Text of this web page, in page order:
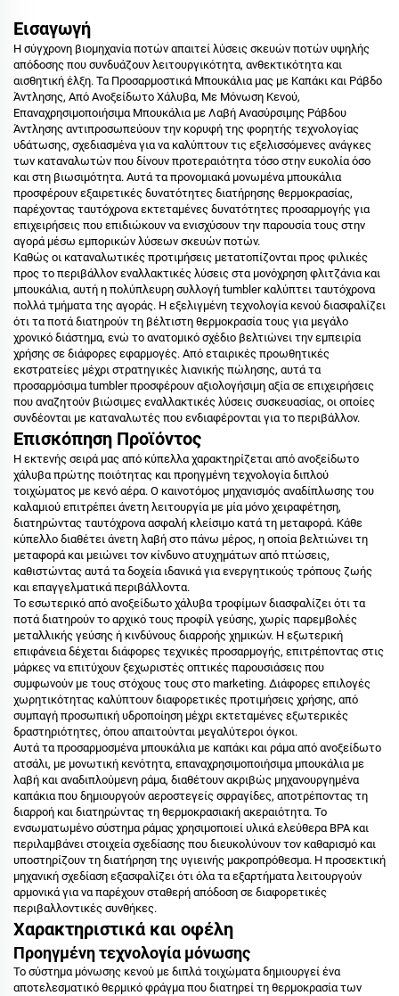
Εισαγωγή
Η σύγχρονη βιομηχανία ποτών απαιτεί λύσεις σκευών ποτών υψηλής
απόδοσης που συνδυάζουν λειτουργικότητα, ανθεκτικότητα και
αισθητική έλξη. Τα Προσαρμοστικά Μπουκάλια μας με Καπάκι και Ράβδο
Άντλησης, Από Ανοξείδωτο Χάλυβα, Με Μόνωση Κενού,
Επαναχρησιμοποιήσιμα Μπουκάλια με Λαβή Ανασύρσιμης Ράβδου
Άντλησης αντιπροσωπεύουν την κορυφή της φορητής τεχνολογίας
υδάτωσης, σχεδιασμένα για να καλύπτουν τις εξελισσόμενες ανάγκες
των καταναλωτών που δίνουν προτεραιότητα τόσο στην ευκολία όσο
και στη βιωσιμότητα. Αυτά τα προνομιακά μονωμένα μπουκάλια
προσφέρουν εξαιρετικές δυνατότητες διατήρησης θερμοκρασίας,
παρέχοντας ταυτόχρονα εκτεταμένες δυνατότητες προσαρμογής για
επιχειρήσεις που επιδιώκουν να ενισχύσουν την παρουσία τους στην
αγορά μέσω εμπορικών λύσεων σκευών ποτών.
Καθώς οι καταναλωτικές προτιμήσεις μετατοπίζονται προς φιλικές
προς το περιβάλλον εναλλακτικές λύσεις στα μονόχρηση φλιτζάνια και
μπουκάλια, αυτή η πολύπλευρη συλλογή tumbler καλύπτει ταυτόχρονα
πολλά τμήματα της αγοράς. Η εξελιγμένη τεχνολογία κενού διασφαλίζει
ότι τα ποτά διατηρούν τη βέλτιστη θερμοκρασία τους για μεγάλο
χρονικό διάστημα, ενώ το ανατομικό σχέδιο βελτιώνει την εμπειρία
χρήσης σε διάφορες εφαρμογές. Από εταιρικές προωθητικές
εκστρατείες μέχρι στρατηγικές λιανικής πώλησης, αυτά τα
προσαρμόσιμα tumbler προσφέρουν αξιολογήσιμη αξία σε επιχειρήσεις
που αναζητούν βιώσιμες εναλλακτικές λύσεις συσκευασίας, οι οποίες
συνδέονται με καταναλωτές που ενδιαφέρονται για το περιβάλλον.
Επισκόπηση Προϊόντος
Η εκτενής σειρά μας από κύπελλα χαρακτηρίζεται από ανοξείδωτο
χάλυβα πρώτης ποιότητας και προηγμένη τεχνολογία διπλού
τοιχώματος με κενό αέρα. Ο καινοτόμος μηχανισμός αναδίπλωσης του
καλαμιού επιτρέπει άνετη λειτουργία με μία μόνο χειραφέτηση,
διατηρώντας ταυτόχρονα ασφαλή κλείσιμο κατά τη μεταφορά. Κάθε
κύπελλο διαθέτει άνετη λαβή στο πάνω μέρος, η οποία βελτιώνει τη
μεταφορά και μειώνει τον κίνδυνο ατυχημάτων από πτώσεις,
καθιστώντας αυτά τα δοχεία ιδανικά για ενεργητικούς τρόπους ζωής
και επαγγελματικά περιβάλλοντα.
Το εσωτερικό από ανοξείδωτο χάλυβα τροφίμων διασφαλίζει ότι τα
ποτά διατηρούν το αρχικό τους προφίλ γεύσης, χωρίς παρεμβολές
μεταλλικής γεύσης ή κινδύνους διαρροής χημικών. Η εξωτερική
επιφάνεια δέχεται διάφορες τεχνικές προσαρμογής, επιτρέποντας στις
μάρκες να επιτύχουν ξεχωριστές οπτικές παρουσιάσεις που
συμφωνούν με τους στόχους τους στο marketing. Διάφορες επιλογές
χωρητικότητας καλύπτουν διαφορετικές προτιμήσεις χρήσης, από
συμπαγή προσωπική υδροποίηση μέχρι εκτεταμένες εξωτερικές
δραστηριότητες, όπου απαιτούνται μεγαλύτεροι όγκοι.
Αυτά τα προσαρμοσμένα μπουκάλια με καπάκι και ράμα από ανοξείδωτο
ατσάλι, με μονωτική κενότητα, επαναχρησιμοποιήσιμα μπουκάλια με
λαβή και αναδιπλούμενη ράμα, διαθέτουν ακριβώς μηχανουργημένα
καπάκια που δημιουργούν αεροστεγείς σφραγίδες, αποτρέποντας τη
διαρροή και διατηρώντας τη θερμοκρασιακή ακεραιότητα. Το
ενσωματωμένο σύστημα ράμας χρησιμοποιεί υλικά ελεύθερα BPA και
περιλαμβάνει στοιχεία σχεδίασης που διευκολύνουν τον καθαρισμό και
υποστηρίζουν τη διατήρηση της υγιεινής μακροπρόθεσμα. Η προσεκτική
μηχανική σχεδίαση εξασφαλίζει ότι όλα τα εξαρτήματα λειτουργούν
αρμονικά για να παρέχουν σταθερή απόδοση σε διαφορετικές
περιβαλλοντικές συνθήκες.
Χαρακτηριστικά και οφέλη
Προηγμένη τεχνολογία μόνωσης
Το σύστημα μόνωσης κενού με διπλά τοιχώματα δημιουργεί ένα
αποτελεσματικό θερμικό φράγμα που διατηρεί τη θερμοκρασία των